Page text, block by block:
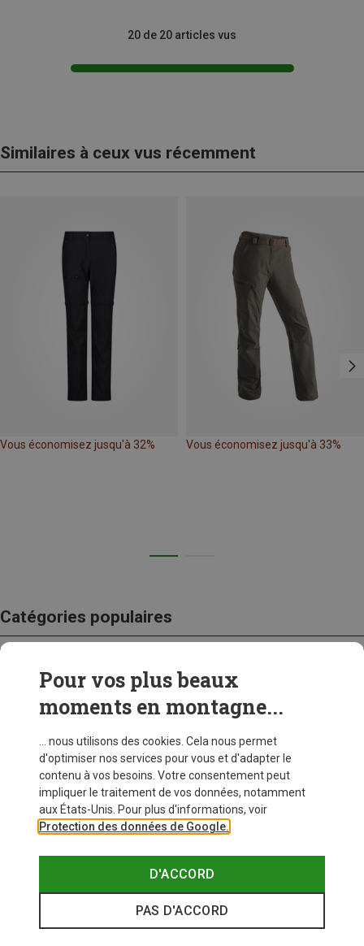
20 de 20 articles vus
Similaires à ceux vus récemment
Vous économisez jusqu'à 32% Vous économisez jusqu'à 33%
Catégories populaires
CRAMPONS
Pour vos plus beaux
moments en montagne...
... nous utilisons des cookies. Cela nous permet
d'optimiser nos services pour vous et d'adapter le
contenu à vos besoins. Votre consentement peut
impliquer le traitement de vos données, notamment
aux États-Unis. Pour plus d'informations, voir
Protection des données de Google.
D'ACCORD
PAS D'ACCORD